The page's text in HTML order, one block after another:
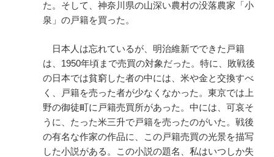
た。そして、神奈川県の山深い農村の没落農家「小
泉」の戸籍を買った。
日本人は忘れているが、明治維新でできた戸籍
は、1950年頃まで売買の対象だった。特に、敗戦後
の日本では貧窮した者の中には、米や金と交換すべ
く、戸籍を売った者が少なくなかった。東京では上
野の御徒町に戸籍売買所があった。中には、可哀そ
うに、たった米三升で戸籍を売ったのがいた。戦後
の有名な作家の作品に、この戸籍売買の光景を描写
した小説がある。この小説の題名、私はいつしか失